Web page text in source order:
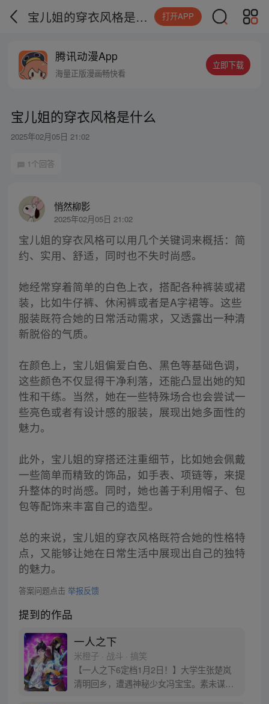
宝儿姐的穿衣风格是什么 打开APP
腾讯动漫App
海量正版漫画畅快看
立即下载
宝儿姐的穿衣风格是什么
2025年02月05日 21:02
1个回答
悄然柳影
2025年02月05日 21:02
宝儿姐的穿衣风格可以用几个关键词来概括：简
约、实用、舒适，同时也不失时尚感。
她经常穿着简单的白色上衣，搭配各种裤装或裙
装，比如牛仔裤、休闲裤或者是A字裙等。这些
服装既符合她的日常活动需求，又透露出一种清
新脱俗的气质。
在颜色上，宝儿姐偏爱白色、黑色等基础色调，
这些颜色不仅显得干净利落，还能凸显出她的知
性和干练。当然，她在一些特殊场合也会尝试一
些亮色或者有设计感的服装，展现出她多面性的
魅力。
此外，宝儿姐的穿搭还注重细节，比如她会佩戴
一些简单而精致的饰品，如手表、项链等，来提
升整体的时尚感。同时，她也善于利用帽子、包
包等配饰来丰富自己的造型。
总的来说，宝儿姐的穿衣风格既符合她的性格特
点，又能够让她在日常生活中展现出自己的独特
的魅力。
答案问题点击 举报反馈
提到的作品
一人之下
米橙子 · 战斗 · 搞笑
【一人之下6定档1月2日！】大学生张楚岚
清明回乡，遭遇神秘少女冯宝宝。素未谋面